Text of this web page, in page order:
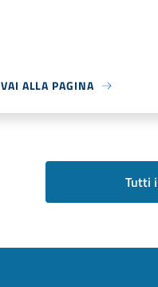
VAI ALLA PAGINA
Tutti